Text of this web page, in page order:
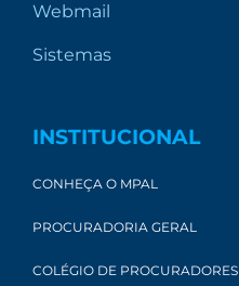
Webmail
Sistemas
INSTITUCIONAL
CONHEÇA O MPAL
PROCURADORIA GERAL
COLÉGIO DE PROCURADORES